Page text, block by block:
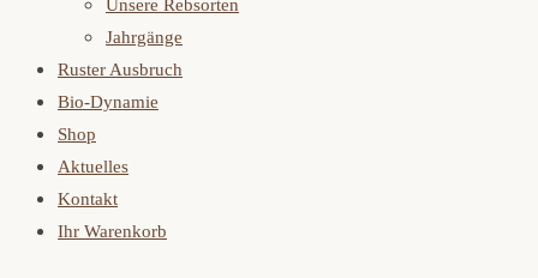
Unsere Rebsorten
Jahrgänge
Ruster Ausbruch
Bio-Dynamie
Shop
Aktuelles
Kontakt
Ihr Warenkorb